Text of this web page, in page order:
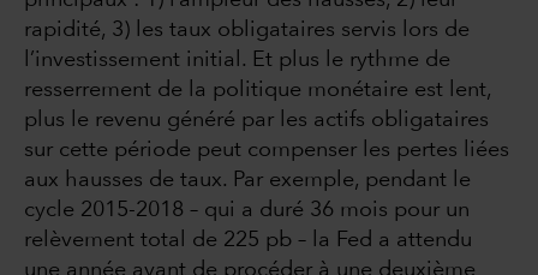
rapidité, 3) les taux obligataires servis lors de
l’investissement initial. Et plus le rythme de
resserrement de la politique monétaire est lent,
plus le revenu généré par les actifs obligataires
sur cette période peut compenser les pertes liées
aux hausses de taux. Par exemple, pendant le
cycle 2015-2018 – qui a duré 36 mois pour un
relèvement total de 225 pb – la Fed a attendu
une année avant de procéder à une deuxième